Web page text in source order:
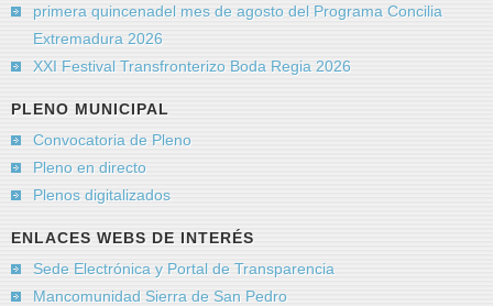
primera quincenadel mes de agosto del Programa Concilia
Extremadura 2026
XXI Festival Transfronterizo Boda Regia 2026
PLENO MUNICIPAL
Convocatoria de Pleno
Pleno en directo
Plenos digitalizados
ENLACES WEBS DE INTERÉS
Sede Electrónica y Portal de Transparencia
Mancomunidad Sierra de San Pedro